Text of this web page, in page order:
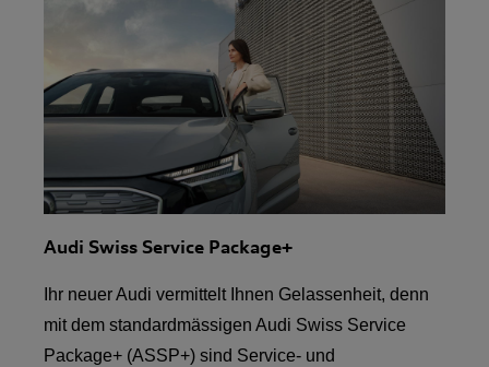
Audi Swiss Service Package+
Ihr neuer Audi vermittelt Ihnen Gelassenheit, denn
mit dem standardmässigen Audi Swiss Service
Package+ (ASSP+) sind Service- und